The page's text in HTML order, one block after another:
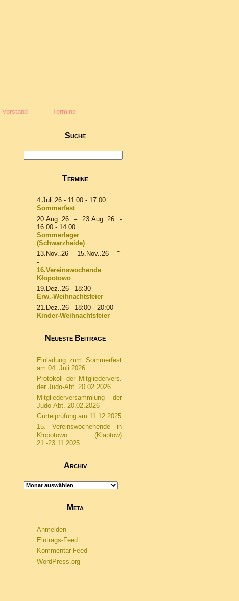
Vorstand Termine
Suche
Termine
4.Juli.26- 11:00 - 17:00
Sommerfest
20.Aug..26
– 23.Aug..26 -
16:00 - 14:00
Sommerlager
(Schwarzheide)
13.Nov..26 – 15.Nov..26 - ""
-
16.Vereinswochende
Kłopotowo
19.Dez..26- 18:30 -
Erw.-Weihnachtsfeier
21.Dez..26- 18:00 - 20:00
Kinder-Weihnachtsfeier
Neueste Beiträge
Einladung zum Sommerfest
am 04. Juli 2026
Protokoll der Mitgliedervers.
der Judo-Abt. 20.02.2026
Mitgliederversammlung der
Judo-Abt. 20.02.2026
Gürtelprüfung am 11.12.2025
15. Vereinswochenende in
Kłopotowo (Klaptow)
21.-23.11.2025
Archiv
Archiv
Meta
Anmelden
Eintrags-Feed
Kommentar-Feed
WordPress.org